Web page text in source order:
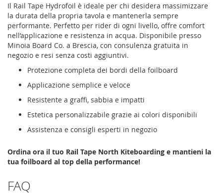
Il Rail Tape Hydrofoil è ideale per chi desidera massimizzare
la durata della propria tavola e mantenerla sempre
performante. Perfetto per rider di ogni livello, offre comfort
nell’applicazione e resistenza in acqua. Disponibile presso
Minoia Board Co. a Brescia, con consulenza gratuita in
negozio e resi senza costi aggiuntivi.
Protezione completa dei bordi della foilboard
Applicazione semplice e veloce
Resistente a graffi, sabbia e impatti
Estetica personalizzabile grazie ai colori disponibili
Assistenza e consigli esperti in negozio
Ordina ora il tuo Rail Tape North Kiteboarding e mantieni la
tua foilboard al top della performance!
FAQ